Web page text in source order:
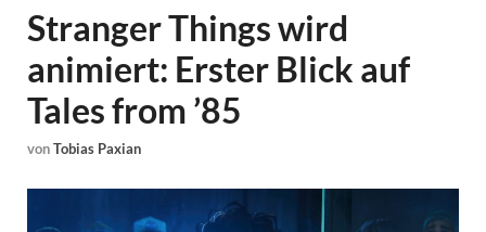
Stranger Things wird
animiert: Erster Blick auf
Tales from ’85
vonTobias Paxian